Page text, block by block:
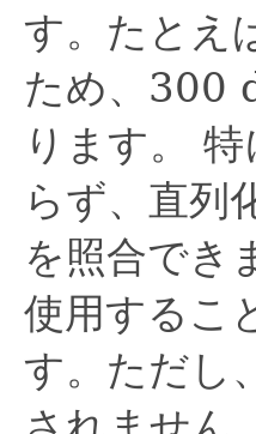
す。たとえ
ため、300
ります。
特
らず、直列
を照合でき
使用するこ
す。ただし